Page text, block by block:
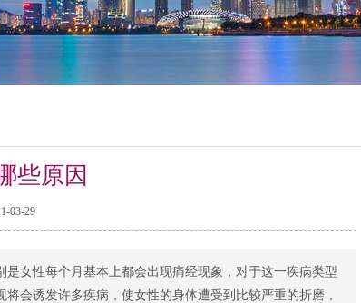
些原因
03-29
是女性每个月基本上都会出现痛经现象，对于这一疾病类型
会诱发许多疾病，使女性的身体遭受到比较严重的折磨，